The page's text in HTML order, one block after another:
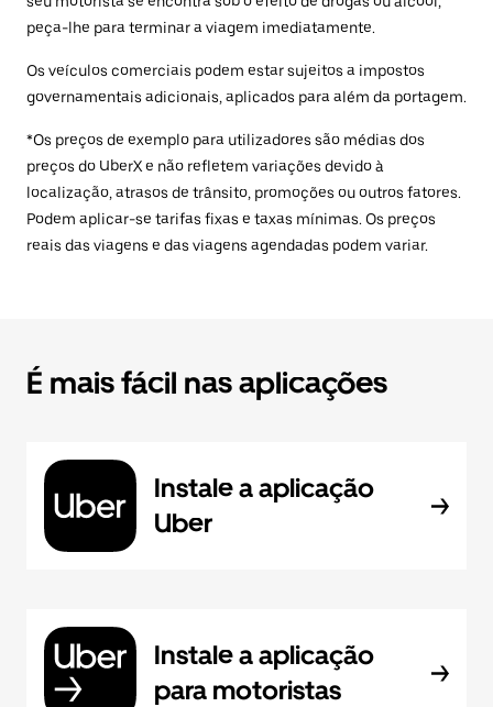
peça-lhe para terminar a viagem imediatamente.
Os veículos comerciais podem estar sujeitos a impostos
governamentais adicionais, aplicados para além da portagem.
*Os preços de exemplo para utilizadores são médias dos
preços do UberX e não refletem variações devido à
localização, atrasos de trânsito, promoções ou outros fatores.
Podem aplicar-se tarifas fixas e taxas mínimas. Os preços
reais das viagens e das viagens agendadas podem variar.
É mais fácil nas aplicações
Instale a aplicação
Uber
Instale a aplicação
para motoristas